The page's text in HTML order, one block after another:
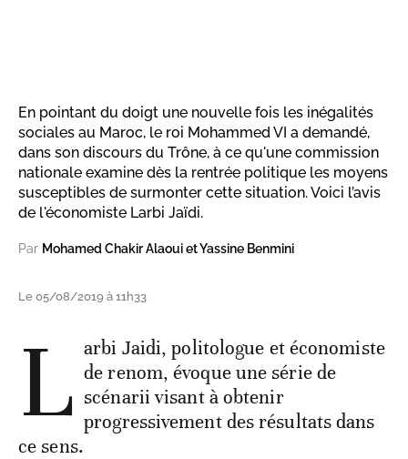
En pointant du doigt une nouvelle fois les inégalités
sociales au Maroc, le roi Mohammed VI a demandé,
dans son discours du Trône, à ce qu'une commission
nationale examine dès la rentrée politique les moyens
susceptibles de surmonter cette situation. Voici l’avis
de l'économiste Larbi Jaïdi.
Par Mohamed Chakir Alaoui et Yassine Benmini
Le 05/08/2019 à 11h33
L arbi Jaidi, politologue et économiste
de renom, évoque une série de
scénarii visant à obtenir
progressivement des résultats dans
ce sens.